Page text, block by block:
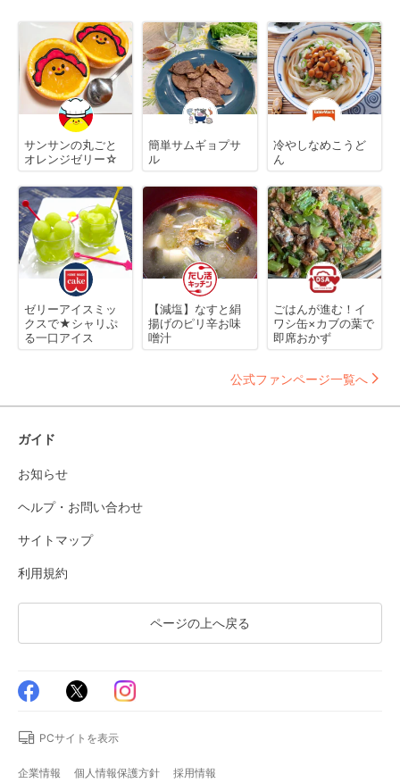
サンサンの丸ごと
オレンジゼリー☆
簡単サムギョプサ
ル
冷やしなめこうど
ん
ゼリーアイスミッ
クスで★シャリぷ
る一口アイス
【減塩】なすと絹
揚げのピリ辛お味
噌汁
ごはんが進む！イ
ワシ缶×カブの葉で
即席おかず
公式ファンページ一覧へ
ガイド
お知らせ
ヘルプ・お問い合わせ
サイトマップ
利用規約
ページの上へ戻る
PCサイトを表示
企業情報 個人情報保護方針 採用情報